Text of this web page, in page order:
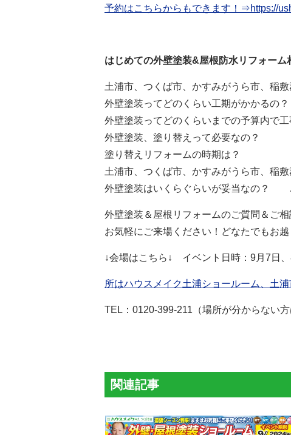
予約はこちらからもできます！⇒https://
はじめての外壁塗装&屋根防水リフォーム
土浦市、つくば市、かすみがうら市、稲敷
外壁塗装ってどのくらい工期がかかるの？
外壁塗装ってどのくらいまでの予算内で工
外壁塗装、 塗り替えって必要なの？
塗り替えリフォームの時期は？
土浦市、つくば市、かすみがうら市、稲敷
外壁塗装はいくらぐらいが妥当なの？
外壁塗装＆屋根リフォームのご質問＆ご相
お気軽にご来場ください！ どなたでもお
↓会場はこちら↓ イベント日時：9月7日、
所はハウスメイク土浦ショールーム、土浦
TEL： 0120-399-211（場所が分からない
関連記事